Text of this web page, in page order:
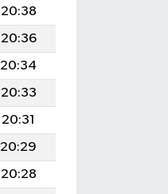
20:38
20:36
20:34
20:33
20:31
20:29
20:28